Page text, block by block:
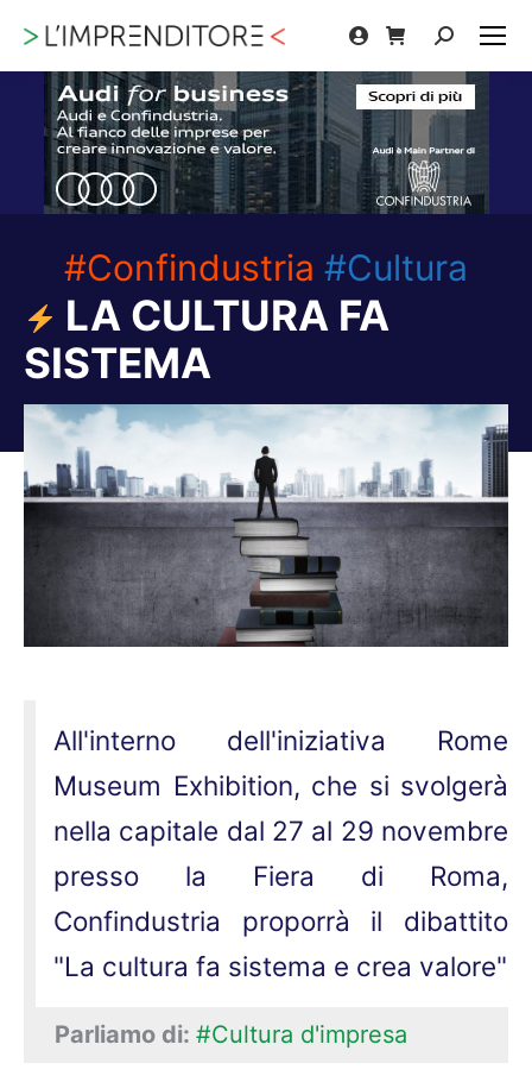
Cerca:
#Confindustria #Cultura
LA CULTURA FA
SISTEMA
Tu sei qui:
All'interno dell'iniziativa Rome
Museum Exhibition, che si svolgerà
nella capitale dal 27 al 29 novembre
presso la Fiera di Roma,
Confindustria proporrà il dibattito
"La cultura fa sistema e crea valore"
Parliamo di: #Cultura d'impresa